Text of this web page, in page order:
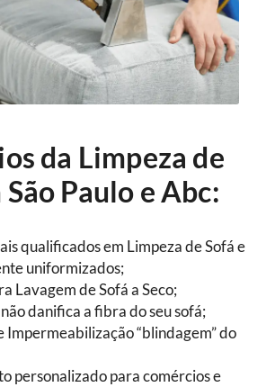
da Limpeza de
Paulo e Abc:
qualificados em Limpeza de Sofá e
uniformizados;
Lavagem de Sofá a Seco;
danifica a fibra do seu sofá;
Impermeabilização “blindagem” do
personalizado para comércios e